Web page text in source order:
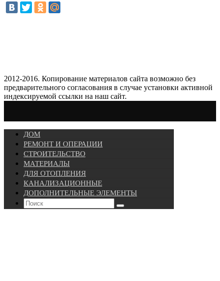
2012-2016. Копирование материалов сайта возможно без
предварительного согласования в случае установки активной
индексируемой ссылки на наш сайт.
ДОМ
РЕМОНТ И ОПЕРАЦИИ
СТРОИТЕЛЬСТВО
МАТЕРИАЛЫ
ДЛЯ ОТОПЛЕНИЯ
КАНАЛИЗАЦИОННЫЕ
ДОПОЛНИТЕЛЬНЫЕ ЭЛЕМЕНТЫ